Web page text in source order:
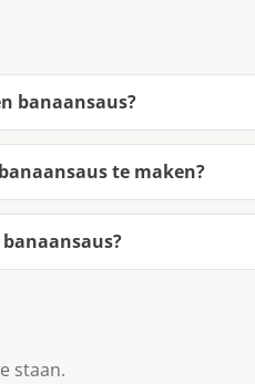
banaansaus?
te maken?
staan.